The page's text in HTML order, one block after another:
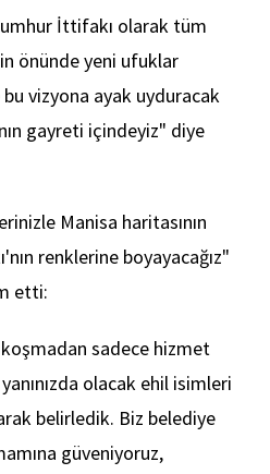
İttifakı olarak tüm
önünde yeni ufuklar
vizyona ayak uyduracak
gayreti içindeyiz" diye
Manisa haritasının
renklerine boyayacağız"
etti:
sadece hizmet
olacak ehil isimleri
belirledik. Biz belediye
güveniyoruz,